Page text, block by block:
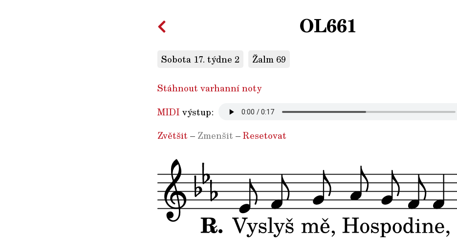
OL661
Sobota 17. týdne 2 Žalm 69
Stáhnout varhanní noty
MIDI výstup:
Zvětšit – Zmenšit –Resetovat